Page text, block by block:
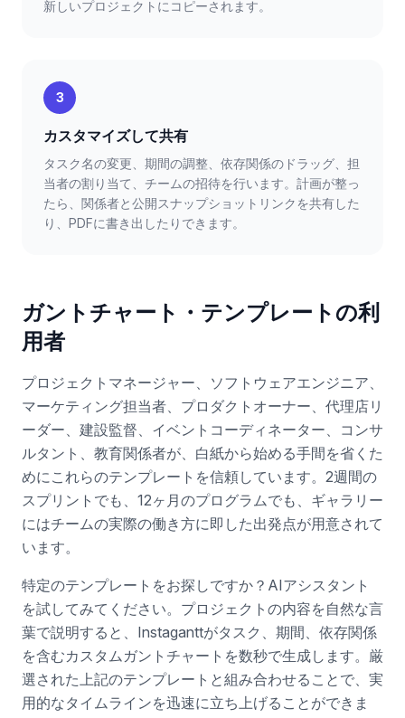
新しいプロジェクトにコピーされます。
3
カスタマイズして共有
タスク名の変更、期間の調整、依存関係のドラッグ、担
当者の割り当て、チームの招待を行います。計画が整っ
たら、関係者と公開スナップショットリンクを共有した
り、PDFに書き出したりできます。
ガントチャート・テンプレートの利
用者
プロジェクトマネージャー、ソフトウェアエンジニア、
マーケティング担当者、プロダクトオーナー、代理店リ
ーダー、建設監督、イベントコーディネーター、コンサ
ルタント、教育関係者が、白紙から始める手間を省くた
めにこれらのテンプレートを信頼しています。2週間の
スプリントでも、12ヶ月のプログラムでも、ギャラリー
にはチームの実際の働き方に即した出発点が用意されて
います。
特定のテンプレートをお探しですか？AIアシスタント
を試してみてください。プロジェクトの内容を自然な言
葉で説明すると、Instaganttがタスク、期間、依存関係
を含むカスタムガントチャートを数秒で生成します。厳
選された上記のテンプレートと組み合わせることで、実
用的なタイムラインを迅速に立ち上げることができま